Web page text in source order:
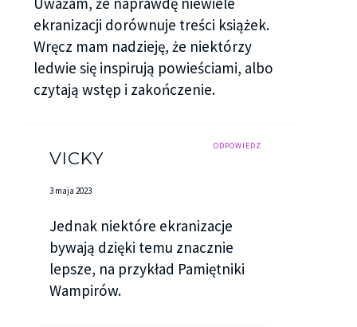
ekranizacji dorównuje treści książek.
Wręcz mam nadzieję, że niektórzy
ledwie się inspirują powieściami, albo
czytają wstęp i zakończenie.
ODPOWIEDZ
VICKY
3 maja 2023
Jednak niektóre ekranizacje
bywają dzięki temu znacznie
lepsze, na przykład Pamiętniki
Wampirów.